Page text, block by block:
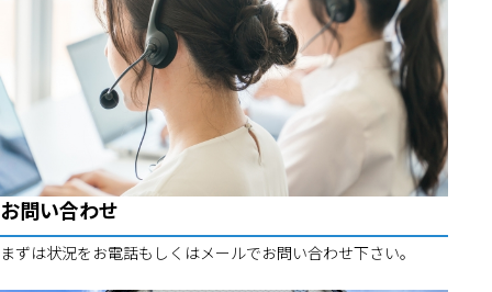
お問い合わせ
まずは状況をお電話もしくはメールでお問い合わせ下さい。